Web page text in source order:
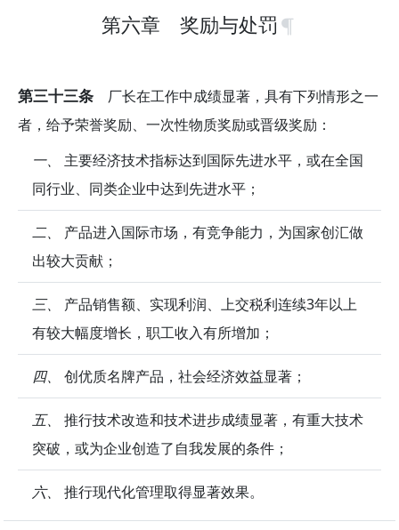
第六章 奖励与处罚
第三十三条 厂长在工作中成绩显著，具有下列情形之一
者，给予荣誉奖励、一次性物质奖励或晋级奖励：
一、
主要经济技术指标达到国际先进水平，或在全国
同行业、同类企业中达到先进水平；
二、
产品进入国际市场，有竞争能力，为国家创汇做
出较大贡献；
三、
产品销售额、实现利润、上交税利连续3年以上
有较大幅度增长，职工收入有所增加；
四、 创优质名牌产品，社会经济效益显著；
五、
推行技术改造和技术进步成绩显著，有重大技术
突破，或为企业创造了自我发展的条件；
六、 推行现代化管理取得显著效果。